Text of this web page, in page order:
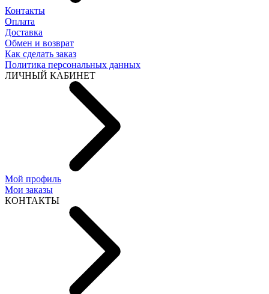
Контакты
Оплата
Доставка
Обмен и возврат
Как сделать заказ
Политика персональных данных
ЛИЧНЫЙ КАБИНЕТ
Мой профиль
Мои заказы
КОНТАКТЫ